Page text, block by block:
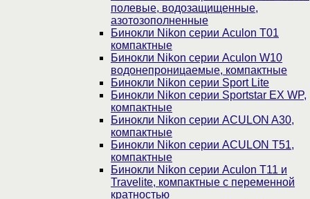
полевые, водозащищенные,
азотозополненные
Бинокли Nikon серии Aculon T01
компактные
Бинокли Nikon серии Aculon W10
водонепроницаемые, компактные
Бинокли Nikon серии Sport Lite
Бинокли Nikon серии Sportstar EX WP,
компактные
Бинокли Nikon серии ACULON A30,
компактные
Бинокли Nikon серии ACULON Т51,
компактные
Бинокли Nikon серии Aculon T11 и
Travelite, компактные с переменной
кратностью